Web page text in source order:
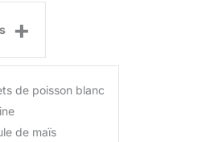
+
de poisson blanc
de maïs